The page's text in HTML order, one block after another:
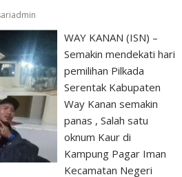
WAY KANAN (ISN) –
Semakin mendekati hari
pemilihan Pilkada
Serentak Kabupaten
Way Kanan semakin
panas , Salah satu
oknum Kaur di
Kampung Pagar Iman
Kecamatan Negeri